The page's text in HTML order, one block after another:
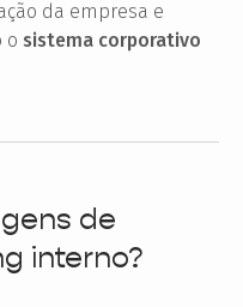
da empresa e
o sistema corporativo
de
interno?